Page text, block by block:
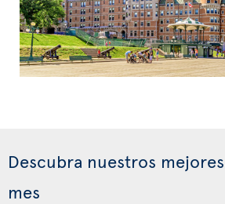
Descubra nuestros
mes